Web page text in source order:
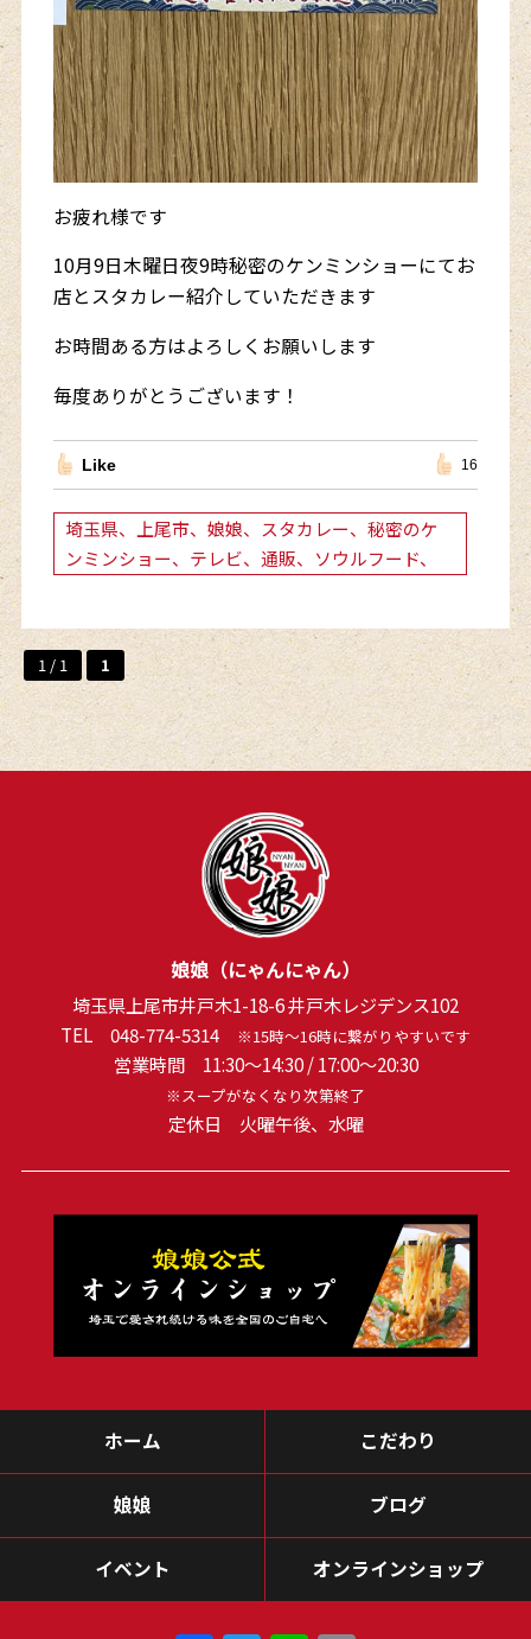
お疲れ様です
10月9日木曜日夜9時秘密のケンミンショーにてお
店とスタカレー紹介していただきます
お時間ある方はよろしくお願いします
毎度ありがとうございます！
Like 16
埼玉県、上尾市、娘娘、スタカレー、秘密のケ
ンミンショー、テレビ、通販、ソウルフード、
1 / 1 1
娘娘（にゃんにゃん）
埼玉県上尾市井戸木1-18-6 井戸木レジデンス102
TEL 048-774-5314 ※15時～16時に繋がりやすいです
営業時間 11:30～14:30 / 17:00～20:30
※スープがなくなり次第終了
定休日 火曜午後、水曜
ホーム こだわり
娘娘 ブログ
イベント オンラインショップ